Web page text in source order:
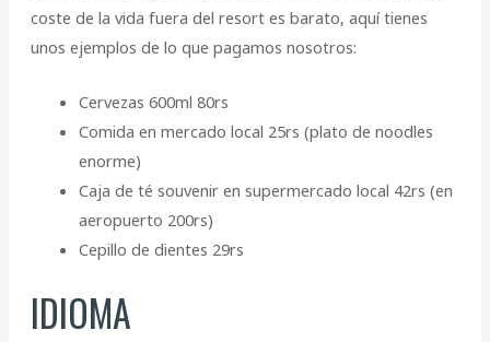
coste de la vida fuera del resort es barato, aquí tienes
unos ejemplos de lo que pagamos nosotros:
Cervezas 600ml 80rs
Comida en mercado local 25rs (plato de noodles
enorme)
Caja de té souvenir en supermercado local 42rs (en
aeropuerto 200rs)
Cepillo de dientes 29rs
IDIOMA